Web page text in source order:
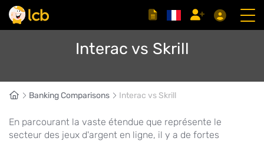
Interac vs Skrill
Banking Comparisons Interac vs Skrill
En parcourant la vaste étendue que représente le
secteur des jeux d'argent en ligne, il y a de fortes